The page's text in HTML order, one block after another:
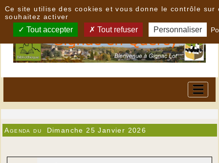
Agenda du Dimanche 25 Janvier 2026
Ce site utilise des cookies et vous donne le contrôle sur
souhaitez activer
Tout accepter Tout refuser Personnaliser